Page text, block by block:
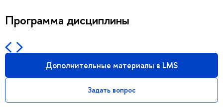
Программа дисциплины
Дополнительные материалы в LMS
Задать вопрос